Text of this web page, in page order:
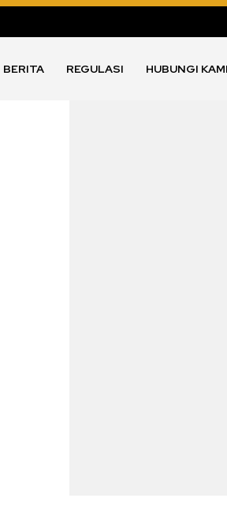
BERITA REGULASI HUBUNGI KAMI